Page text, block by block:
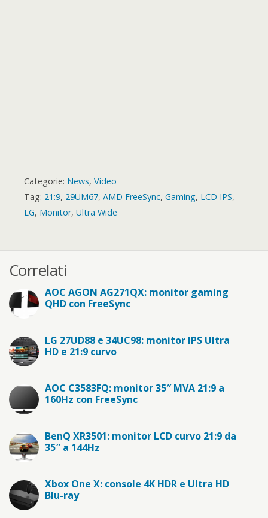
Categorie: News, Video
Tag: 21:9, 29UM67, AMD FreeSync, Gaming, LCD IPS,
LG, Monitor, Ultra Wide
Correlati
AOC AGON AG271QX: monitor gaming
QHD con FreeSync
LG 27UD88 e 34UC98: monitor IPS Ultra
HD e 21:9 curvo
AOC C3583FQ: monitor 35″ MVA 21:9 a
160Hz con FreeSync
BenQ XR3501: monitor LCD curvo 21:9 da
35″ a 144Hz
Xbox One X: console 4K HDR e Ultra HD
Blu-ray